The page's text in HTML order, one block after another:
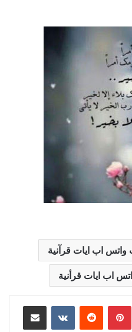
واتس اب ايات قرآنية
اب ايات قرأنية
بينتيريست مشاركة عبر البريد